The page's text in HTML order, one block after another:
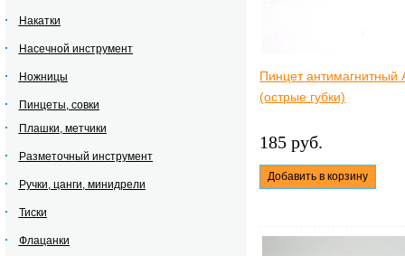
Накатки
Насечной инструмент
Ножницы
Пинцеты, совки
Плашки, метчики
Разметочный инструмент
Ручки, цанги, минидрели
Тиски
Флацанки
Пинцет
(острые губки)
185 руб.
Добавить в корзину